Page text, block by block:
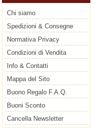
Chi siamo
Spedizioni & Consegne
Normativa Privacy
Condizioni di Vendita
Info & Contatti
Mappa del Sito
Buono Regalo F.A.Q.
Buoni Sconto
Cancella Newsletter